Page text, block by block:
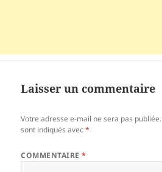
Laisser un commentaire
Votre adresse e-mail ne sera pas publiée.
sont indiqués avec*
COMMENTAIRE*